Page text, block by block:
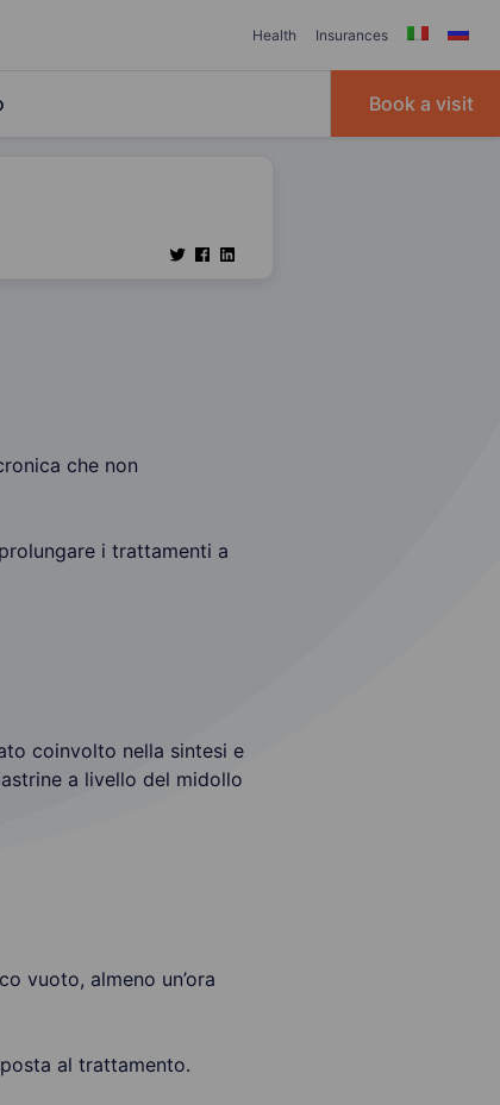
Health Insurances
Book a visit
che non
i trattamenti a
coinvolto nella sintesi e
a livello del midollo
vuoto, almeno un’ora
al trattamento.